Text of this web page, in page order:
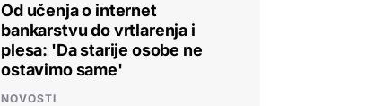
Od učenja o internet
bankarstvu do vrtlarenja i
plesa: 'Da starije osobe ne
ostavimo same'
NOVOSTI